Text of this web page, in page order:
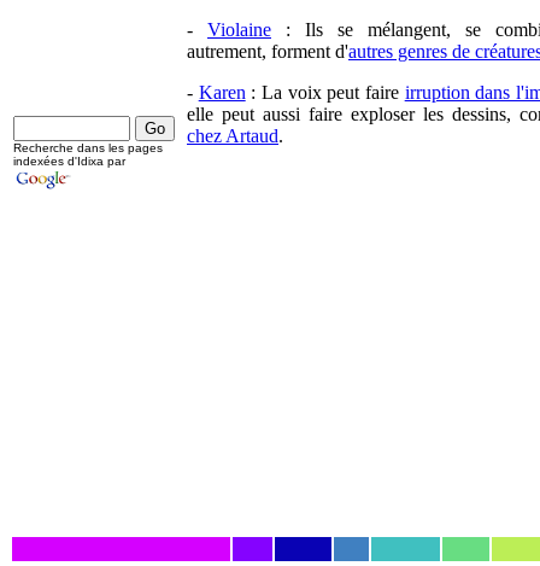
- Violaine : Ils se mélangent, se
autrement, forment d'autres genres de
- Karen : La voix peut faire irruption dans
elle peut aussi faire exploser les dessins,
chez Artaud.
Recherche dans les pages
indexées d'Idixa par